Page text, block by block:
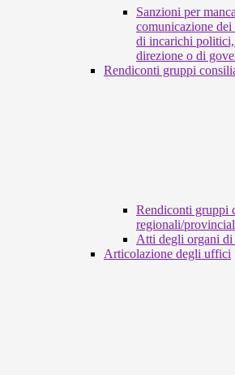
Sanzioni per
comunicazione
di incarichi
direzione o di
Rendiconti gruppi
Rendiconti gruppi
regionali/
Atti degli organi
Articolazione degli uffici